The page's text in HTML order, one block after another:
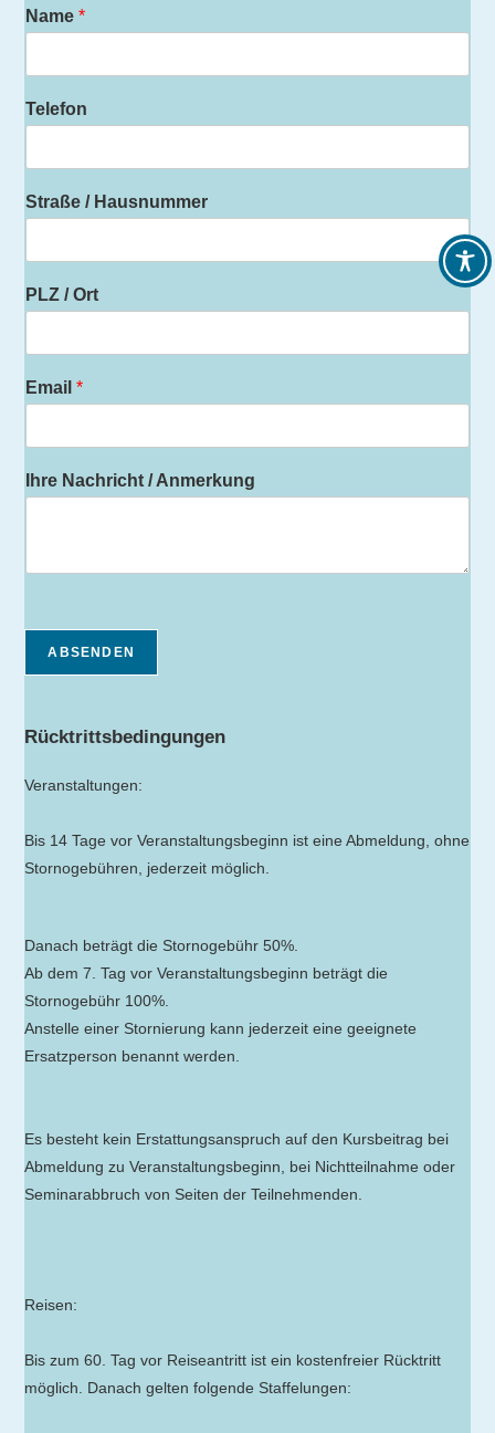
Name*
Telefon
Straße / Hausnummer
PLZ / Ort
Email*
Ihre Nachricht / Anmerkung
ABSENDEN
Rücktrittsbedingungen
Veranstaltungen:
Bis 14 Tage vor Veranstaltungsbeginn ist eine Abmeldung, ohne
Stornogebühren, jederzeit möglich.
Danach beträgt die Stornogebühr 50%.
Ab dem 7. Tag vor Veranstaltungsbeginn beträgt die
Stornogebühr 100%.
Anstelle einer Stornierung kann jederzeit eine geeignete
Ersatzperson benannt werden.
Es besteht kein Erstattungsanspruch auf den Kursbeitrag bei
Abmeldung zu Veranstaltungsbeginn, bei Nichtteilnahme oder
Seminarabbruch von Seiten der Teilnehmenden.
Reisen:
Bis zum 60. Tag vor Reiseantritt ist ein kostenfreier Rücktritt
möglich. Danach gelten folgende Staffelungen: